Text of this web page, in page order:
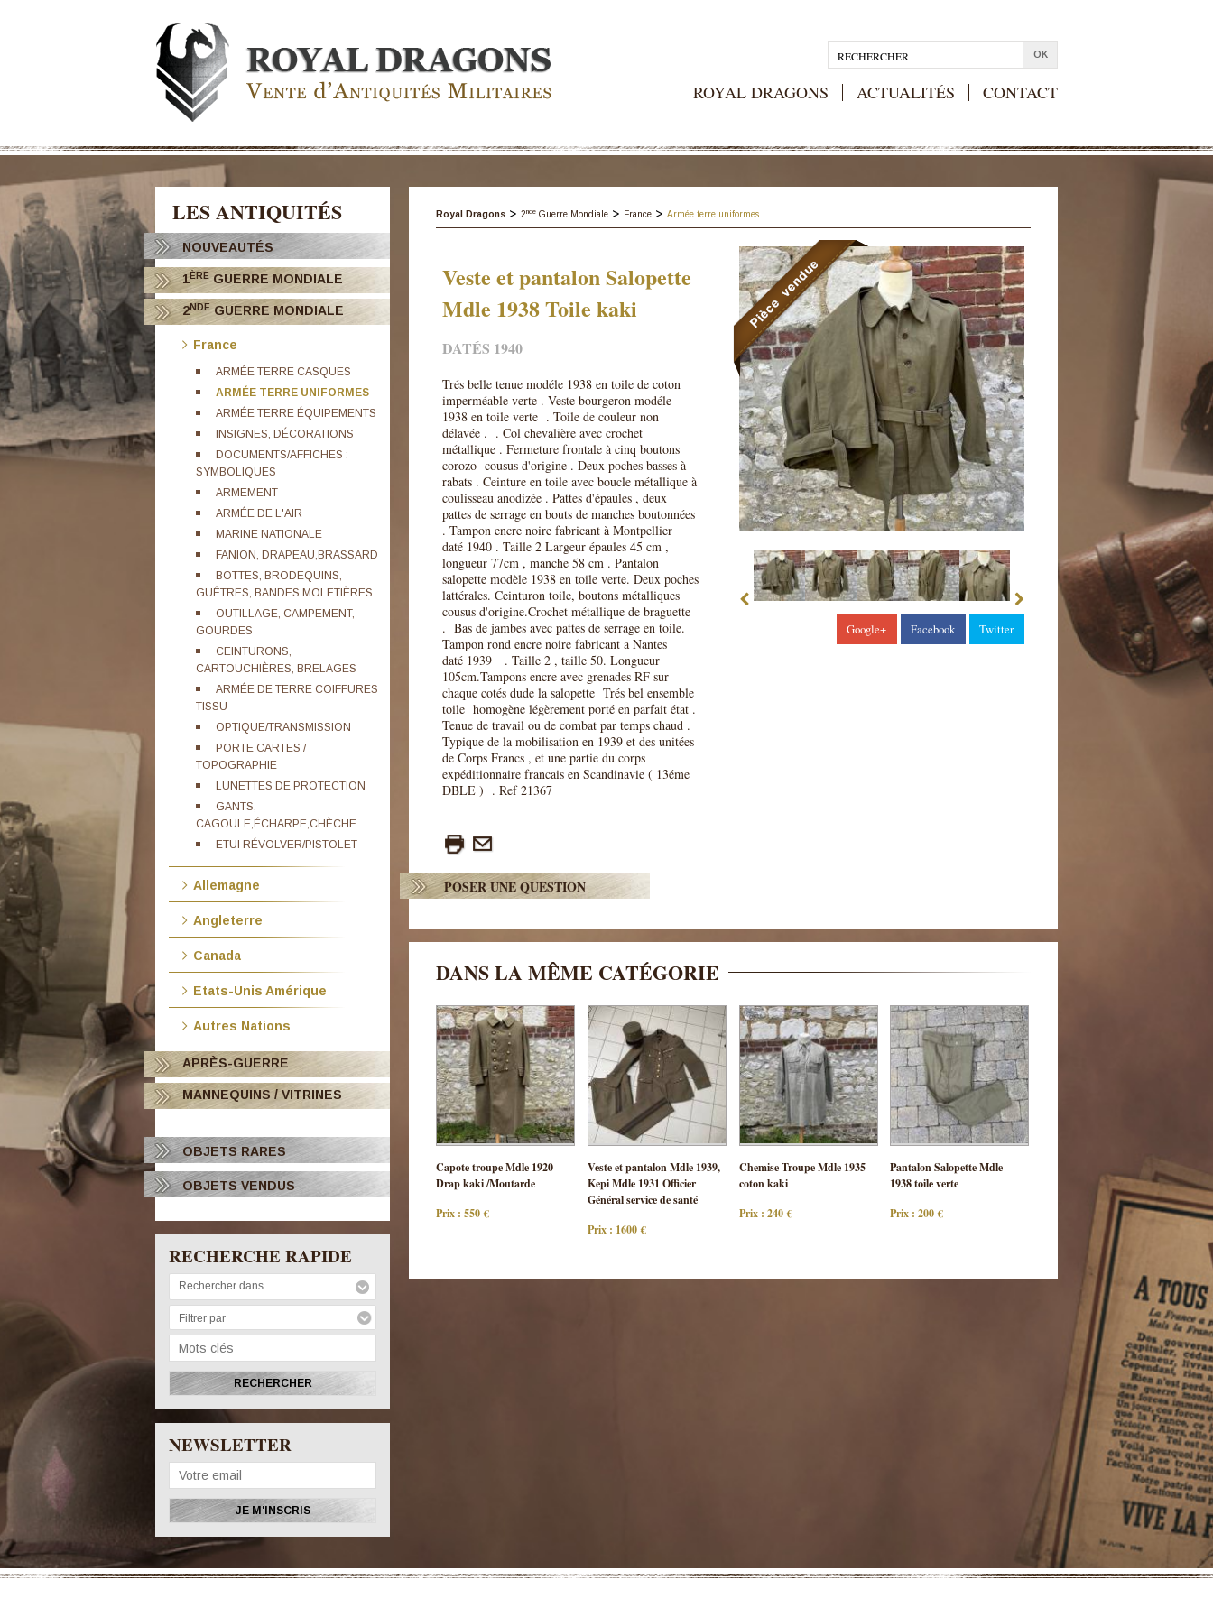
ROYAL DRAGONS ACTUALITÉS CONTACT
LES ANTIQUITÉS
NOUVEAUTÉS
1ÈREGUERRE MONDIALE
2NDEGUERRE MONDIALE
France
ARMÉE TERRE CASQUES
ARMÉE TERRE UNIFORMES
ARMÉE TERRE ÉQUIPEMENTS
INSIGNES, DÉCORATIONS
DOCUMENTS/AFFICHES :
SYMBOLIQUES
ARMEMENT
ARMÉE DE L'AIR
MARINE NATIONALE
FANION, DRAPEAU,BRASSARD
BOTTES, BRODEQUINS,
GUÊTRES, BANDES MOLETIÈRES
OUTILLAGE, CAMPEMENT,
GOURDES
CEINTURONS,
CARTOUCHIÈRES, BRELAGES
ARMÉE DE TERRE COIFFURES
TISSU
OPTIQUE/TRANSMISSION
PORTE CARTES /
TOPOGRAPHIE
LUNETTES DE PROTECTION
GANTS,
CAGOULE,ÉCHARPE,CHÈCHE
ETUI RÉVOLVER/PISTOLET
Allemagne
Angleterre
Canada
Etats-Unis Amérique
Autres Nations
APRÈS-GUERRE
MANNEQUINS / VITRINES
OBJETS RARES
OBJETS VENDUS
RECHERCHE RAPIDE
Rechercher dans
Filtrer par
NEWSLETTER
Royal Dragons> 2ndeGuerre Mondiale> France> Armée terre uniformes
Veste et pantalon Salopette
Mdle 1938 Toile kaki
DATÉS 1940
Trés belle tenue modéle 1938 en toile de coton
imperméable verte . Veste bourgeron modéle
1938 en toile verte . Toile de couleur non
délavée . . Col chevalière avec crochet
métallique . Fermeture frontale à cinq boutons
corozo cousus d'origine . Deux poches basses à
rabats . Ceinture en toile avec boucle métallique à
coulisseau anodizée . Pattes d'épaules , deux
pattes de serrage en bouts de manches boutonnées
. Tampon encre noire fabricant à Montpellier
daté 1940 . Taille 2 Largeur épaules 45 cm ,
longueur 77cm , manche 58 cm . Pantalon
salopette modèle 1938 en toile verte. Deux poches
lattérales. Ceinturon toile, boutons métalliques
cousus d'origine.Crochet métallique de braguette
. Bas de jambes avec pattes de serrage en toile.
Tampon rond encre noire fabricant a Nantes
daté 1939 . Taille 2 , taille 50. Longueur
105cm.Tampons encre avec grenades RF sur
chaque cotés dude la salopette Trés bel ensemble
toile homogène légèrement porté en parfait état .
Tenue de travail ou de combat par temps chaud .
Typique de la mobilisation en 1939 et des unitées
de Corps Francs , et une partie du corps
expéditionnaire francais en Scandinavie ( 13éme
DBLE ) . Ref 21367
POSER UNE QUESTION
Google+ Facebook Twitter
DANS LA MÊME CATÉGORIE
Consulter
cette pièce
Capote troupe Mdle 1920
Drap kaki /Moutarde
Prix : 550 €
Consulter
cette pièce
Veste et pantalon Mdle 1939,
Kepi Mdle 1931 Officier
Général service de santé
Prix : 1600 €
Consulter
cette pièce
Chemise Troupe Mdle 1935
coton kaki
Prix : 240 €
Consulter
cette pièce
Pantalon Salopette Mdle
1938 toile verte
Prix : 200 €